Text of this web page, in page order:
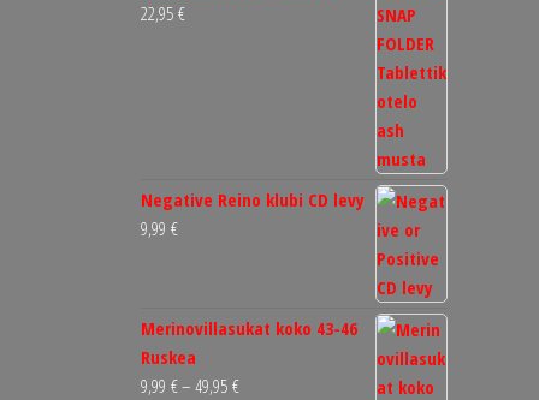
22,95 €
Negative Reino klubi CD levy
9,99 €
Merinovillasukat koko 43-46
Ruskea
9,99 €– 49,95 €